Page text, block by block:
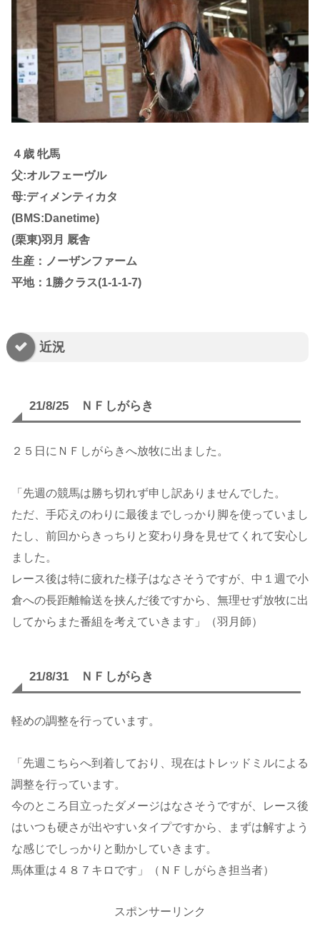
４歳 牝馬
父:オルフェーヴル
母:ディメンティカタ
(BMS:Danetime)
(栗東)羽月 厩舎
生産：ノーザンファーム
平地：1勝クラス(1-1-1-7)
近況
21/8/25 ＮＦしがらき
２５日にＮＦしがらきへ放牧に出ました。
「先週の競馬は勝ち切れず申し訳ありませんでした。
ただ、手応えのわりに最後までしっかり脚を使っていまし
たし、前回からきっちりと変わり身を見せてくれて安心し
ました。
レース後は特に疲れた様子はなさそうですが、中１週で小
倉への長距離輸送を挟んだ後ですから、無理せず放牧に出
してからまた番組を考えていきます」（羽月師）
21/8/31 ＮＦしがらき
軽めの調整を行っています。
「先週こちらへ到着しており、現在はトレッドミルによる
調整を行っています。
今のところ目立ったダメージはなさそうですが、レース後
はいつも硬さが出やすいタイプですから、まずは解すよう
な感じでしっかりと動かしていきます。
馬体重は４８７キロです」（ＮＦしがらき担当者）
スポンサーリンク